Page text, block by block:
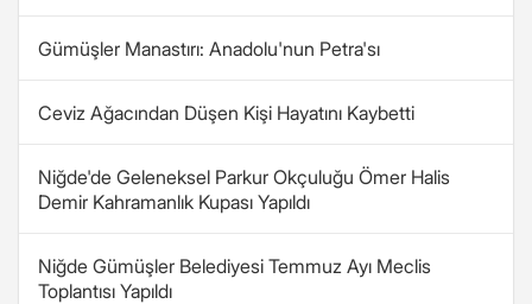
Gümüşler Manastırı: Anadolu'nun Petra'sı
Ceviz Ağacından Düşen Kişi Hayatını Kaybetti
Niğde'de Geleneksel Parkur Okçuluğu Ömer Halis
Demir Kahramanlık Kupası Yapıldı
Niğde Gümüşler Belediyesi Temmuz Ayı Meclis
Toplantısı Yapıldı